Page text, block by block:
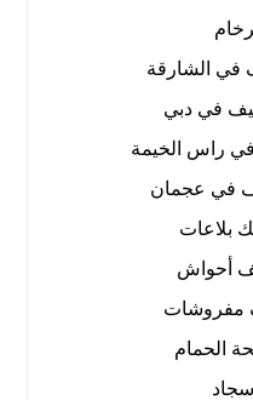
في الشارقة
في دبي
راس الخيمة
في عجمان
بلاعات
أحواش
مفروشات
الحمام